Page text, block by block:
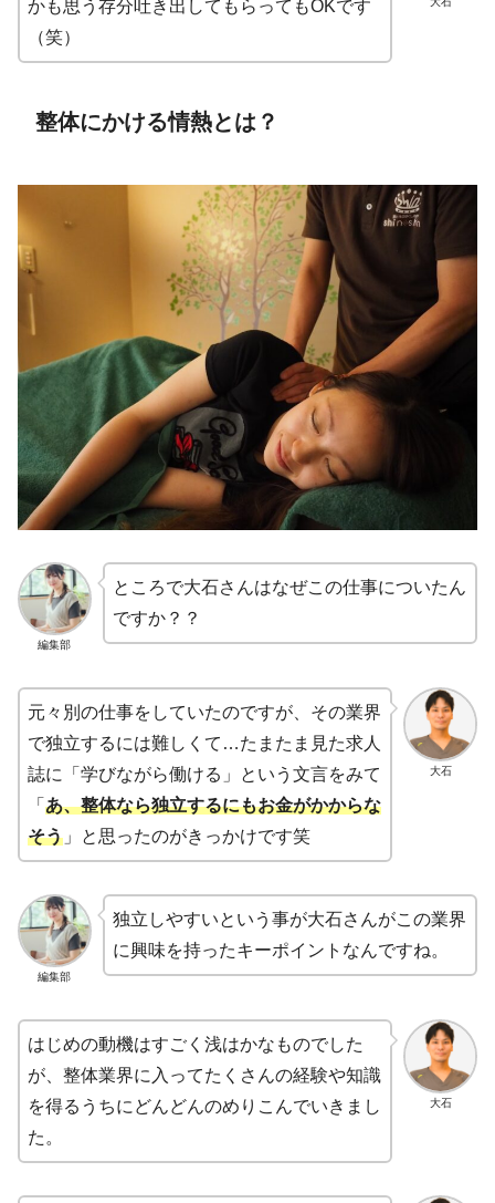
かも思う存分吐き出してもらってもOKです
（笑）
整体にかける情熱とは？
編集部
ところで大石さんはなぜこの仕事についたん
ですか？？
大石
元々別の仕事をしていたのですが、その業界
で独立するには難しくて…たまたま見た求人
誌に「学びながら働ける」という文言をみて
「 あ、整体なら独立するにもお金がかからな
そう 」と思ったのがきっかけです笑
編集部
独立しやすいという事が大石さんがこの業界
に興味を持ったキーポイントなんですね。
大石
はじめの動機はすごく浅はかなものでした
が、整体業界に入ってたくさんの経験や知識
を得るうちにどんどんのめりこんでいきまし
た。